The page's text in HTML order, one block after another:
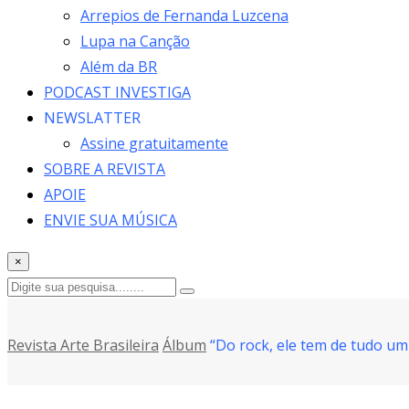
Arrepios de Fernanda Luzcena
Lupa na Canção
Além da BR
PODCAST INVESTIGA
NEWSLATTER
Assine gratuitamente
SOBRE A REVISTA
APOIE
ENVIE SUA MÚSICA
×
Revista Arte Brasileira Álbum “Do rock, ele tem de tudo